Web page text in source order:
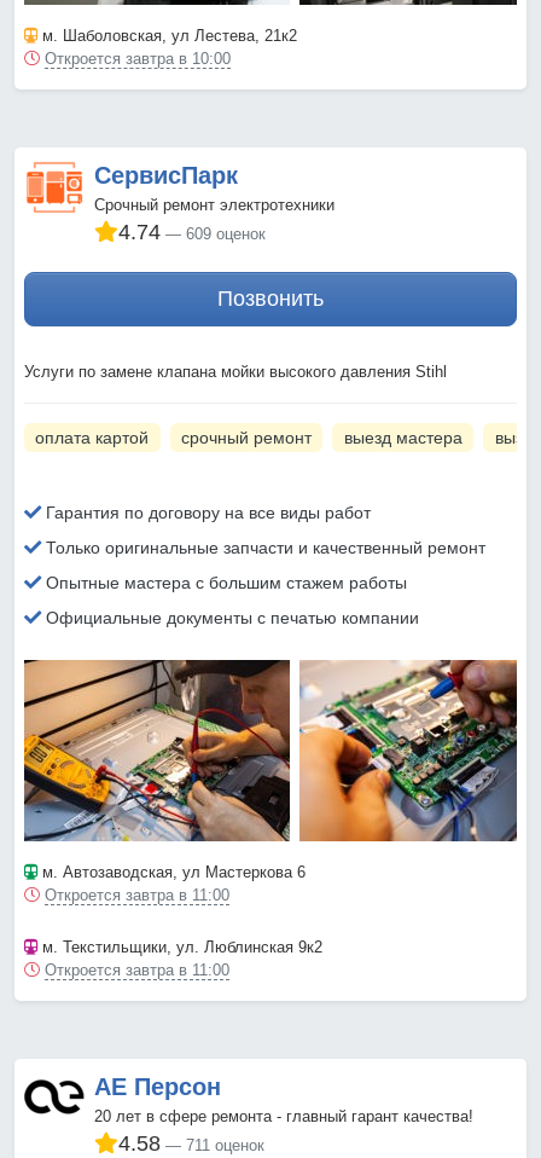
м. Шаболовская, ул Лестева, 21к2
Откроется завтра в 10:00
СервисПарк
Срочный ремонт электротехники
4.74 609 оценок
Позвонить
Услуги по замене клапана мойки высокого давления Stihl
оплата картой срочный ремонт выезд мастера
Гарантия по договору на все виды работ
Только оригинальные запчасти и качественный ремонт
Опытные мастера с большим стажем работы
Официальные документы с печатью компании
м. Автозаводская, ул Мастеркова 6
Откроется завтра в 11:00
м. Текстильщики, ул. Люблинская 9к2
Откроется завтра в 11:00
АЕ Персон
20 лет в сфере ремонта - главный гарант качества!
4.58 711 оценок